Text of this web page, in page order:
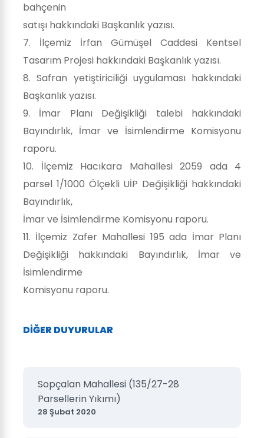
bahçenin
satışı hakkındaki Başkanlık yazısı.
7. İlçemiz İrfan Gümüşel Caddesi Kentsel
Tasarım Projesi hakkındaki Başkanlık yazısı.
8. Safran yetiştiriciliği uygulaması hakkındaki
Başkanlık yazısı.
9. İmar Planı Değişikliği talebi hakkındaki
Bayındırlık, İmar ve İsimlendirme Komisyonu
raporu.
10. İlçemiz Hacıkara Mahallesi 2059 ada 4
parsel 1/1000 Ölçekli UİP Değişikliği hakkındaki
Bayındırlık,
İmar ve İsimlendirme Komisyonu raporu.
11. İlçemiz Zafer Mahallesi 195 ada İmar Planı
Değişikliği hakkındaki Bayındırlık, İmar ve
İsimlendirme
Komisyonu raporu.
DİĞER DUYURULAR
Sopçalan Mahallesi (135/27-28
Parsellerin Yıkımı)
28 Şubat 2020